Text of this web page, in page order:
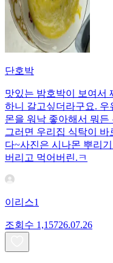
단호박
맛있는 밤호박이 보여서
하니 갈고싶더라구요.
몬을 워낙 좋아해서 뭐
그러면 우리집 식탁이 바
다~사진은 시나몬 뿌리
버리고 먹어버린.ㅋ
이리스1
조회수 1,15726.07.26